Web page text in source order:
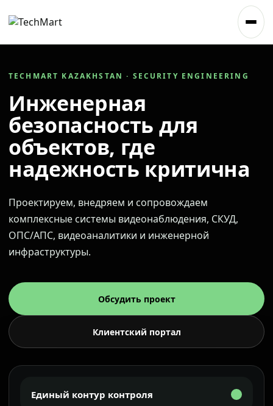
TECHMART KAZAKHSTAN · SECURITY ENGINEERING
Инженерная
безопасность для
объектов, где
надежность критична
Проектируем, внедряем и сопровождаем
комплексные системы видеонаблюдения, СКУД,
ОПС/АПС, видеоаналитики и инженерной
инфраструктуры.
Обсудить проект
Клиентский портал
Единый контур контроля